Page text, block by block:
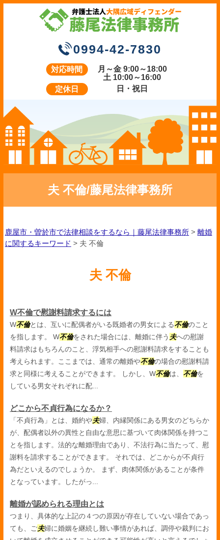
0994-42-7830
対応時間
月～金 9:00～18:00
土 10:00～16:00
定休日
日・祝日
夫 不倫/藤尾法律事務所
鹿屋市・曽於市で法律相談をするなら｜藤尾法律事務所 > 離婚
に関するキーワード > 夫 不倫
夫 不倫
W不倫で慰謝料請求するには
W不倫とは、互いに配偶者がいる既婚者の男女による不倫のこと
を指します。 W不倫をされた場合には、離婚に伴う 夫への慰謝
料請求はもちろんのこと、浮気相手への慰謝料請求をすることも
考えられます。ここまでは、通常の離婚や不倫の場合の慰謝料請
求と同様に考えることができます。 しかし、W不倫は、 不倫を
している男女それぞれに配...
どこから不貞行為になるか？
「不貞行為」とは、婚約や夫婦、内縁関係にある男女のどちらか
が、配偶者以外の異性と自由な意思に基づいて肉体関係を持つこ
とを指します。法的な離婚理由であり、不法行為に当たって、慰
謝料を請求することができます。 それでは、どこからが不貞行
為だといえるのでしょうか。 まず、肉体関係があることが条件
となっています。したがっ...
離婚が認められる理由とは
つまり、具体的な上記の４つの原因が存在していない場合であっ
ても、ご夫婦に婚姻を継続し難い事情があれば、調停や裁判にお